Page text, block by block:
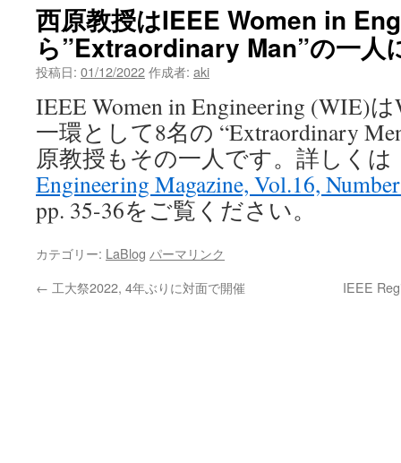
ス
キ
ッ
プ
西原教授はIEEE Women in
ら”Extraordinary Man”の一人
投稿日: 01/12/2022作成者: aki
IEEE Women in Engineering (WIE)
一環として8名の “Extraordinary
原教授もその一人です。詳しく
Engineering Magazine, Vol.16,
pp. 35-36をご覧ください。
カテゴリー: LaBlog パーマリンク
← 工大祭2022, 4年ぶりに対面で開催 IEEE